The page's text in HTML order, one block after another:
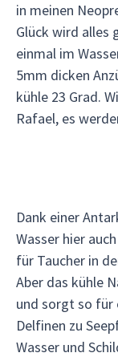
in meinen
Glück wird alles
einmal im
5mm dicken
kühle 23 Grad.
Rafael, es
Dank einer
Wasser hier
für Taucher in
Aber das kühle
und sorgt so für
Delfinen zu
Wasser und